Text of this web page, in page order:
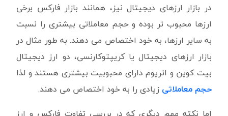
در بازار ارزهای دیجیتال نیز، همانند بازار فارکس برخی
ارزها محبوب تر بوده و حجم معاملاتی بیشتری را نسبت
به سایر ارزها، به خود اختصاص می دهند. به طور مثال در
بازار ارزهای دیجیتال یا کریپتوکارنسی، دو ارز دیجیتال
بیت کوین و اتریوم دارای محبوبیت بیشتری هستند و لذا
حجم معاملاتی زیادی را به خود اختصاص می دهند.